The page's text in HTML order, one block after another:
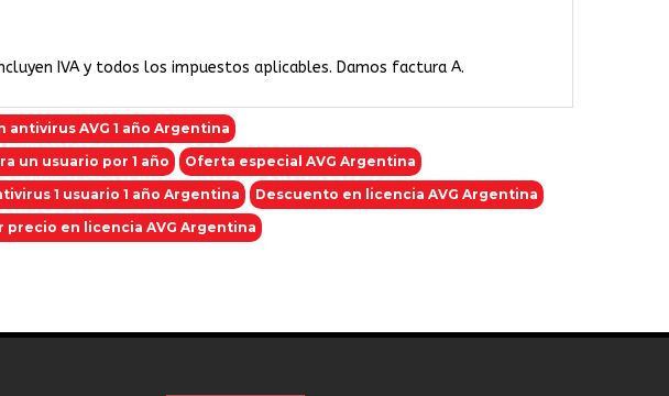
IVA y todos los impuestos aplicables. Damos factura A.
antivirus AVG 1 año Argentina
un usuario por 1 año
Oferta especial AVG Argentina
1 usuario 1 año Argentina
Descuento en licencia AVG Argentina
precio en licencia AVG Argentina